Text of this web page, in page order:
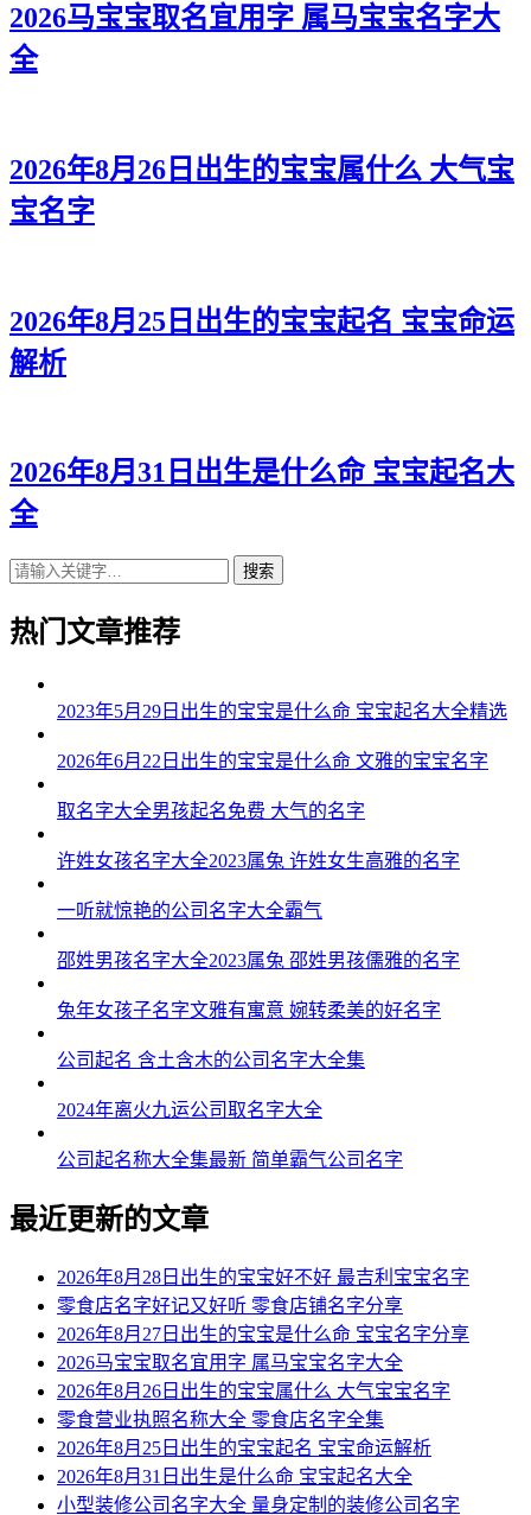
2026马宝宝取名宜用字 属马宝宝名字大
全
2026年8月26日出生的宝宝属什么 大气宝
宝名字
2026年8月25日出生的宝宝起名 宝宝命运
解析
2026年8月31日出生是什么命 宝宝起名大
全
搜索
热门文章推荐
2023年5月29日出生的宝宝是什么命 宝宝起名大全精选
2026年6月22日出生的宝宝是什么命 文雅的宝宝名字
取名字大全男孩起名免费 大气的名字
许姓女孩名字大全2023属兔 许姓女生高雅的名字
一听就惊艳的公司名字大全霸气
邵姓男孩名字大全2023属兔 邵姓男孩儒雅的名字
兔年女孩子名字文雅有寓意 婉转柔美的好名字
公司起名 含土含木的公司名字大全集
2024年离火九运公司取名字大全
公司起名称大全集最新 简单霸气公司名字
最近更新的文章
2026年8月28日出生的宝宝好不好 最吉利宝宝名字
零食店名字好记又好听 零食店铺名字分享
2026年8月27日出生的宝宝是什么命 宝宝名字分享
2026马宝宝取名宜用字 属马宝宝名字大全
2026年8月26日出生的宝宝属什么 大气宝宝名字
零食营业执照名称大全 零食店名字全集
2026年8月25日出生的宝宝起名 宝宝命运解析
2026年8月31日出生是什么命 宝宝起名大全
小型装修公司名字大全 量身定制的装修公司名字